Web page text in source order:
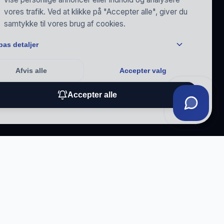
vores trafik. Ved at klikke på "Accepter alle", giver du
samtykke til vores brug af cookies.
detaljer
Afvis alle Accepter valg
Accepter alle